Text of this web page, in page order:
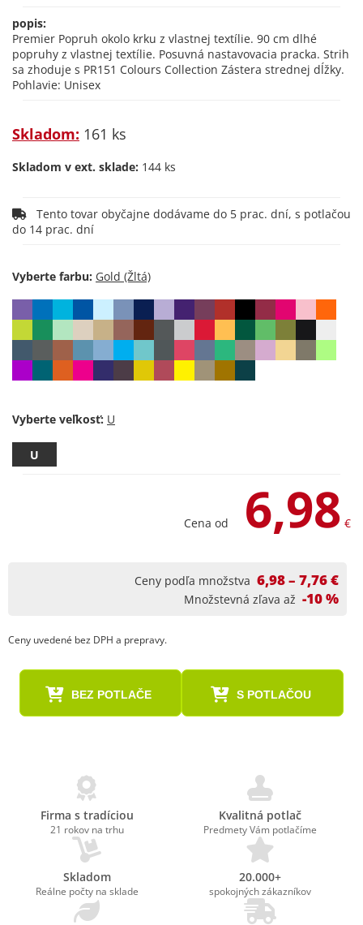
popis:
Premier Popruh okolo krku z vlastnej textílie. 90 cm dlhé
popruhy z vlastnej textílie. Posuvná nastavovacia pracka. Strih
sa zhoduje s PR151 Colours Collection Zástera strednej dĺžky.
Pohlavie: Unisex
Skladom: 161 ks
Skladom v ext. sklade: 144 ks
do 14 prac. dní
Vyberte farbu:
Vyberte veľkosť:
U
Cena od 6,98 €
Ceny podľa množstva 6,98 – 7,76 €
Množstevná zľava až -10 %
Ceny uvedené bez DPH a prepravy.
BEZ POTLAČE S POTLAČOU
Firma s tradíciou
21 rokov na trhu
Kvalitná potlač
Predmety Vám potlačíme
Skladom
Reálne počty na sklade
20.000+
spokojných zákazníkov